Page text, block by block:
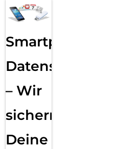
Smartphone
Datensicherung
– Wir
sichern
Deine